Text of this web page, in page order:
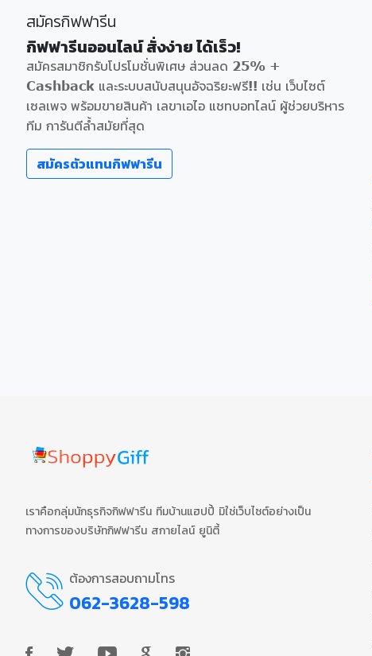
สมัครกิฟฟารีน
กิฟฟารีนออนไลน์ สั่งง่าย ได้เร็ว!
สมัครสมาชิกรับโปรโมชั่นพิเศษ ส่วนลด 25% +
Cashback และระบบสนับสนุนอัจฉริยะฟรี!! เช่น เว็บไซต์
เซลเพจ พร้อมขายสินค้า เลขาเอไอ แชทบอทไลน์ ผู้ช่วยบริหาร
ทีม การันตีล้ำสมัยที่สุด
สมัครตัวแทนกิฟฟารีน
เราคือกลุ่มนักธุรกิจกิฟฟารีน ทีมบ้านแฮปปี้ มิใช่เว็บไซต์อย่างเป็น
ทางการของบริษัทกิฟฟารีน สกายไลน์ ยูนิตี้
ต้องการสอบถามโทร
062-3628-598